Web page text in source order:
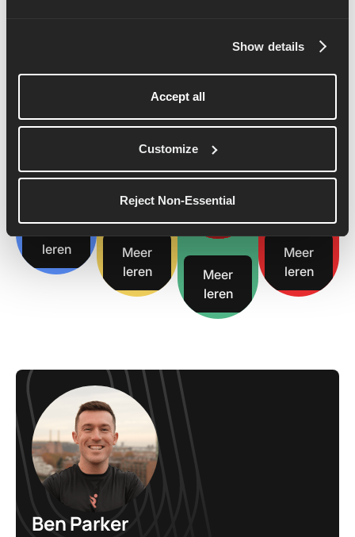
Show details
Accept all
Customize
Reject Non-Essential
10K, half marathon and marathon training plans to find
5k Plan
leren
10k-
plan
Meer
leren
Half
Marathon
Plan
Meer
leren
Marathon
Meer
leren
Ben Parker